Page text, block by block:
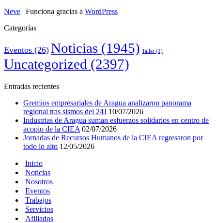
Neve | Funciona gracias a WordPress
Categorías
Eventos (26) Noticias (1945) Taller (1)
Uncategorized (2397)
Entradas recientes
Gremios empresariales de Aragua analizaron panorama
regional tras sismos del 24J 10/07/2026
Industrias de Aragua suman esfuerzos solidarios en centro de
acopio de la CIEA 02/07/2026
Jornadas de Recursos Humanos de la CIEA regresaron por
todo lo alto 12/05/2026
Inicio
Noticias
Nosotros
Eventos
Trabajos
Servicios
Afiliados